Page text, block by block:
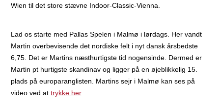
Wien til det store stævne Indoor-Classic-Vienna.
Lad os starte med Pallas Spelen i Malmø i lørdags. Her vandt
Martin overbevisende det nordiske felt i nyt dansk årsbedste
6,75. Det er Martins næsthurtigste tid nogensinde. Dermed er
Martin pt hurtigste skandinav og ligger på en øjeblikkelig 15.
plads på europaranglisten. Martins sejr i Malmø kan ses på
video ved attrykke her.